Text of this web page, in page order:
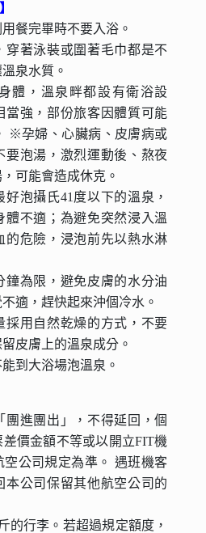
餐完畢時不要入浴。
穿著泳裝或圍著毛巾都是不
泉水質。
體，溫泉畔都設有衛浴設
當強，部份旅客因體質可能
※孕婦、心臟病、皮膚病或
要泡湯，激烈運動後、熬夜
可能會造成休克。
泡攝氏41度以下的溫泉，
體不適；為避免突然浸入溫
的危險，浸泡前先以熱水淋
鐘為限，避免皮膚的水分油
適，趕快起來沖個冷水。
採用自然乾燥的方式，不要
皮膚上的溫泉成分。
到大浴場泡溫泉。
團進團出」，不得延回，個
價金額不等或以開立FIT機
空公司規定為準。 遇班機客
本公司保留其他航空公司的
的行李。若超過規定額度，